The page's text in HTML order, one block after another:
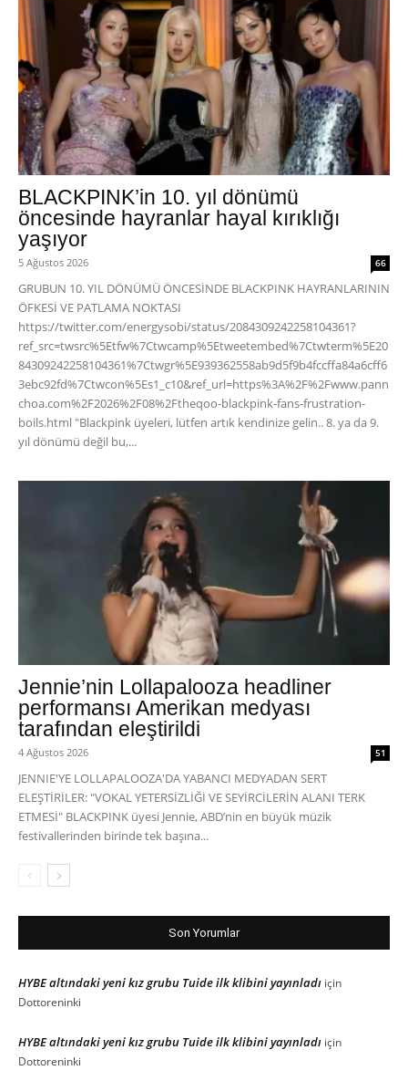
BLACKPINK’in 10. yıl dönümü
öncesinde hayranlar hayal kırıklığı
yaşıyor
5 Ağustos 2026 66
GRUBUN 10. YIL DÖNÜMÜ ÖNCESİNDE BLACKPINK HAYRANLARININ
ÖFKESİ VE PATLAMA NOKTASI
https://twitter.com/energysobi/status/2084309242258104361?
ref_src=twsrc%5Etfw%7Ctwcamp%5Etweetembed%7Ctwterm%5E20
84309242258104361%7Ctwgr%5E939362558ab9d5f9b4fccffa84a6cff6
3ebc92fd%7Ctwcon%5Es1_c10&ref_url=https%3A%2F%2Fwww.pann
choa.com%2F2026%2F08%2Ftheqoo-blackpink-fans-frustration-
boils.html "Blackpink üyeleri, lütfen artık kendinize gelin.. 8. ya da 9.
yıl dönümü değil bu,...
Jennie’nin Lollapalooza headliner
performansı Amerikan medyası
tarafından eleştirildi
4 Ağustos 2026 51
JENNIE'YE LOLLAPALOOZA'DA YABANCI MEDYADAN SERT
ELEŞTİRİLER: "VOKAL YETERSİZLİĞİ VE SEYİRCİLERİN ALANI TERK
ETMESİ" BLACKPINK üyesi Jennie, ABD’nin en büyük müzik
festivallerinden birinde tek başına...
Son Yorumlar
HYBE altındaki yeni kız grubu Tuide ilk klibini yayınladı için
Dottoreninki
HYBE altındaki yeni kız grubu Tuide ilk klibini yayınladı için
Dottoreninki